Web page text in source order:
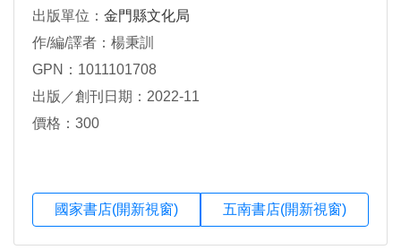
出版單位： 金門縣文化局
作/編/譯者：楊秉訓
GPN：1011101708
出版／創刊日期：2022-11
價格：300
國家書店(開新視窗) 五南書店(開新視窗)